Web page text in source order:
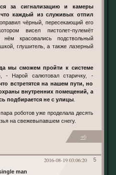
за сигнализацию и камеры
каждый из служивых отпил
чёрный, пересекающий его
висел пистолет-пулемёт
нём красовались подствольный
глушитель, а также лазерный
мы сможем пройти к системе
, - Нарой салютовал старичку, -
встретятся на нашем пути, но
внутренних помещений, а
подбирается не с улицы
на свежевыпавшем снегу.
+6
5
2016-08-19 03:06:20
man